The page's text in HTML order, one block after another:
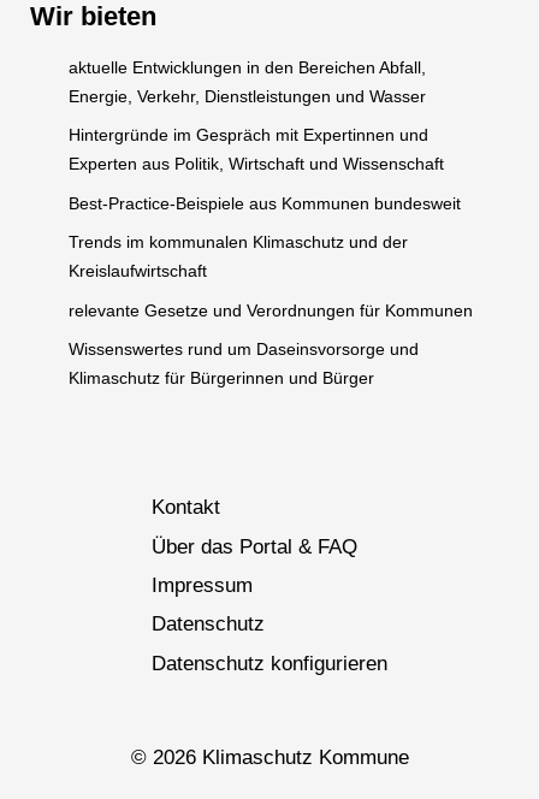
Wir bieten
aktuelle Entwicklungen in den Bereichen Abfall,
Energie, Verkehr, Dienstleistungen und Wasser
Hintergründe im Gespräch mit Expertinnen und
Experten aus Politik, Wirtschaft und Wissenschaft
Best-Practice-Beispiele aus Kommunen bundesweit
Trends im kommunalen Klimaschutz und der
Kreislaufwirtschaft
relevante Gesetze und Verordnungen für Kommunen
Wissenswertes rund um Daseinsvorsorge und
Klimaschutz für Bürgerinnen und Bürger
Kontakt
Über das Portal & FAQ
Impressum
Datenschutz
Datenschutz konfigurieren
© 2026 Klimaschutz Kommune